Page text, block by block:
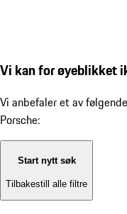
Vi kan for øyeblikket
Vi anbefaler et av
Porsche:
Start nytt søk
Tilbakestill alle filtre